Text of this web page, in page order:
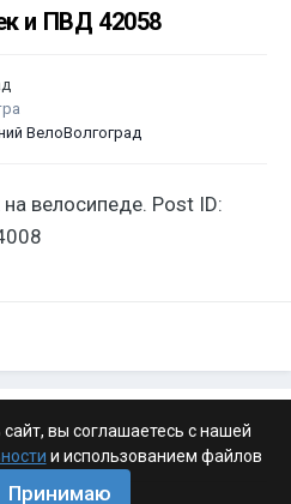
и ПВД 42058
ВелоВолгоград
велосипеде. Post ID:
вы соглашаетесь с нашей
и использованием файлов
Принимаю